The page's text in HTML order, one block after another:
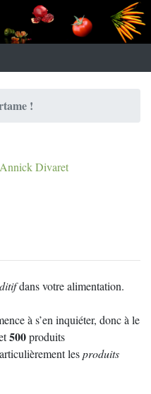
!
Annick Divaret
dans votre alimentation.
à s’en inquiéter, donc à le
500produits
lesproduits